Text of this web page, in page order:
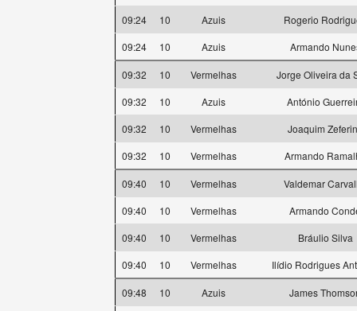
09:24
10 Azuis
Rogerio
09:24
10 Azuis Armando
09:32 10 Vermelhas
Jorge Oliveira da
09:32
10 Azuis
António
09:32
10 Vermelhas
Joaquim
09:32
10 Vermelhas Armando
09:40 10 Vermelhas
Valdemar
09:40
10 Vermelhas
Armando
09:40
10 Vermelhas
Bráulio Silva
09:40
10 Vermelhas Ilídio Rodrigues
09:48 10 Azuis
James